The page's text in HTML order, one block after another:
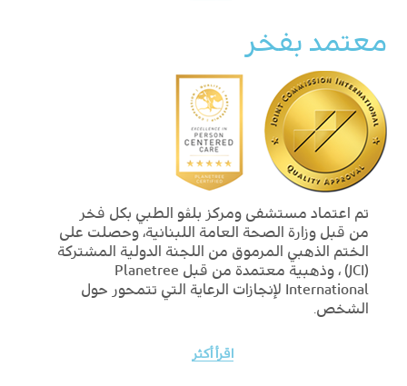
معتمد بفخر
تم اعتماد مستشفى ومركز بلڨو الطبي بكل فخر
من قبل وزارة الصحة العامة اللبنانية، وحصلت على
الختم الذهبي المرموق من اللجنة الدولية المشتركة
(JCI) ، وذهبية معتمدة من قبل Planetree
International لإنجازات الرعاية التي تتمحور حول
الشخص.
اقرأ أكثر